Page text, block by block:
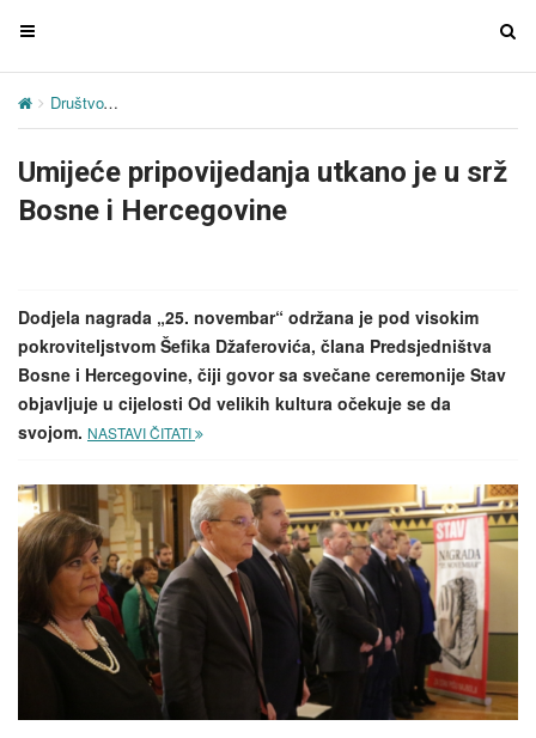
T
g
e
n
g
a
t
i
o
T
e
t
Društvo
Umijeće pripovijedanja utkano je u srž
Bosne i Hercegovine
Dodjela nagrada „25. novembar“ održana je pod visokim
pokroviteljstvom Šefika Džaferovića, člana Predsjedništva
Bosne i Hercegovine, čiji govor sa svečane ceremonije Stav
objavljuje u cijelosti Od velikih kultura očekuje se da
svojom. NASTAVI ČITATI